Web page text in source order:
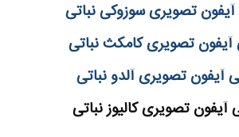
آیفون تصویری سوزوکی نباتی
آیفون تصویری کامکث نباتی
آیفون تصویری آلدو نباتی
آیفون تصویری کالیوز نباتی